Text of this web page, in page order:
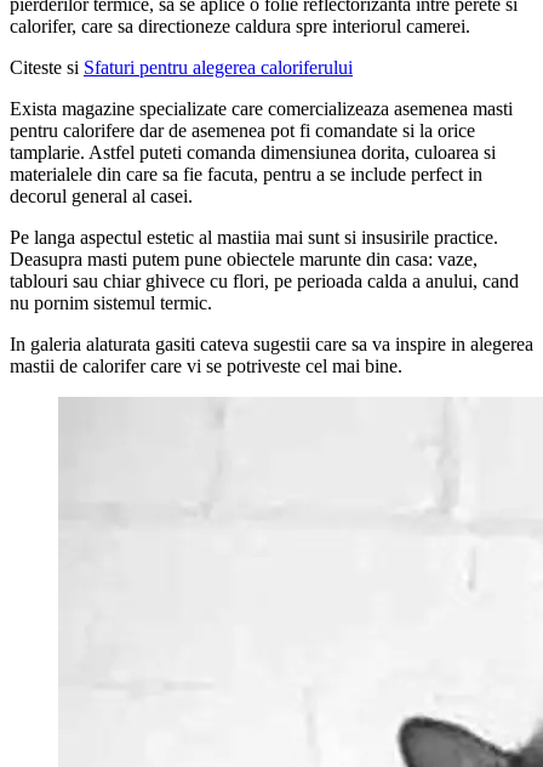
calorifer, care sa directioneze caldura spre interiorul camerei.
Citeste si Sfaturi pentru alegerea caloriferului
Exista magazine specializate care comercializeaza asemenea masti
pentru calorifere dar de asemenea pot fi comandate si la orice
tamplarie. Astfel puteti comanda dimensiunea dorita, culoarea si
materialele din care sa fie facuta, pentru a se include perfect in
decorul general al casei.
Pe langa aspectul estetic al mastiia mai sunt si insusirile practice.
Deasupra masti putem pune obiectele marunte din casa: vaze,
tablouri sau chiar ghivece cu flori, pe perioada calda a anului, cand
nu pornim sistemul termic.
In galeria alaturata gasiti cateva sugestii care sa va inspire in alegerea
mastii de calorifer care vi se potriveste cel mai bine.